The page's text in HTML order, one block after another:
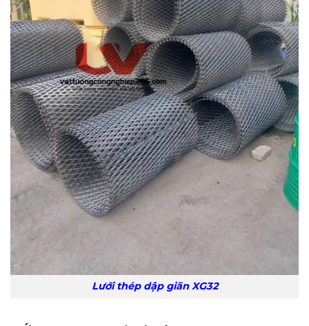
Lưới thép dập giãn XG32